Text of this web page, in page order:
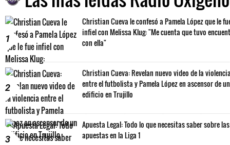
1
Christian Cueva le confesó a Pamela López que le
infiel con Melissa Klug: "Me cuenta que tuvo
con ella"
2
Christian Cueva: Revelan nuevo video de la
entre el futbolista y Pamela López en ascensor de un
edificio en Trujillo
3
Apuesta Legal: Todo lo que necesitas saber sobre las
apuestas en la Liga 1